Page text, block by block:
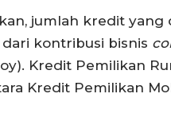
jumlah kredit yang
dari kontribusi bisnis
Kredit Pemilikan
Kredit Pemilikan